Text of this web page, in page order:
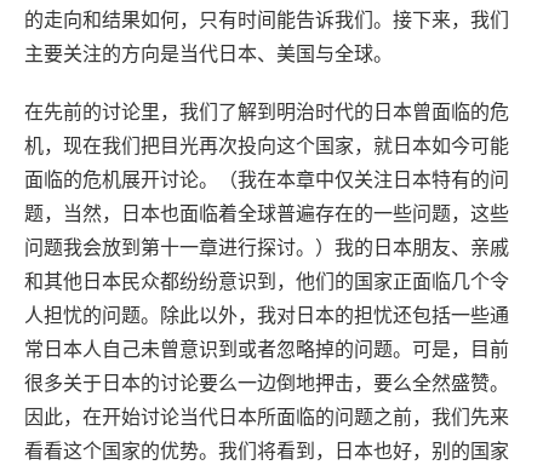
的走向和结果如何，只有时间能告诉我们。接下来，我们
主要关注的方向是当代日本、美国与全球。
在先前的讨论里，我们了解到明治时代的日本曾面临的危
机，现在我们把目光再次投向这个国家，就日本如今可能
面临的危机展开讨论。（我在本章中仅关注日本特有的问
题，当然，日本也面临着全球普遍存在的一些问题，这些
问题我会放到第十一章进行探讨。）我的日本朋友、亲戚
和其他日本民众都纷纷意识到，他们的国家正面临几个令
人担忧的问题。除此以外，我对日本的担忧还包括一些通
常日本人自己未曾意识到或者忽略掉的问题。可是，目前
很多关于日本的讨论要么一边倒地押击，要么全然盛赞。
因此，在开始讨论当代日本所面临的问题之前，我们先来
看看这个国家的优势。我们将看到，日本也好，别的国家